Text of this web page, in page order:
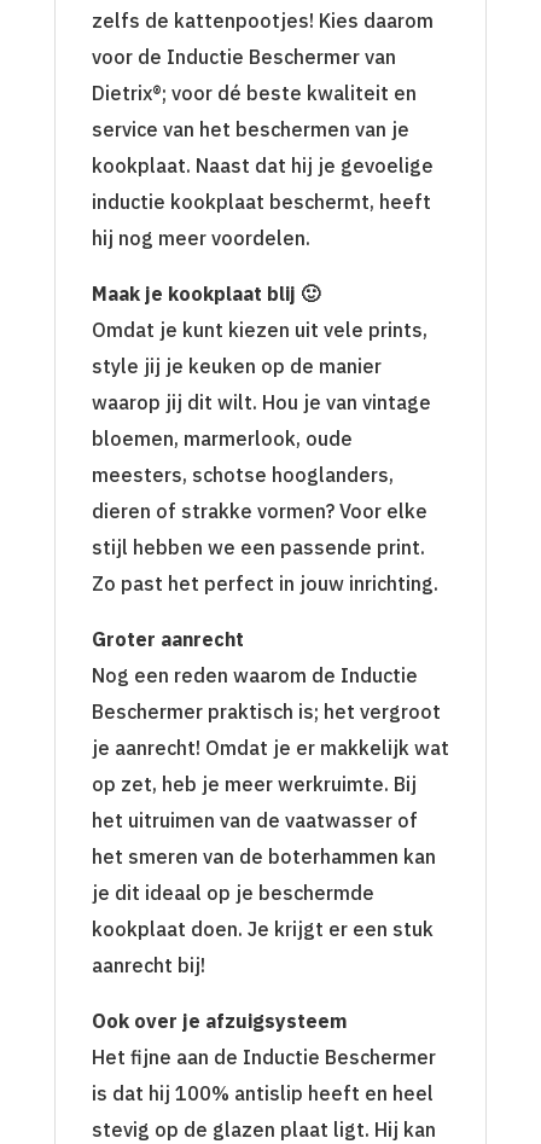
zelfs de kattenpootjes! Kies daarom
voor de Inductie Beschermer van
Dietrix®; voor dé beste kwaliteit en
service van het beschermen van je
kookplaat. Naast dat hij je gevoelige
inductie kookplaat beschermt, heeft
hij nog meer voordelen.
Maak je kookplaat blij 🙂
Omdat je kunt kiezen uit vele prints,
style jij je keuken op de manier
waarop jij dit wilt. Hou je van vintage
bloemen, marmerlook, oude
meesters, schotse hooglanders,
dieren of strakke vormen? Voor elke
stijl hebben we een passende print.
Zo past het perfect in jouw inrichting.
Groter aanrecht
Nog een reden waarom de Inductie
Beschermer praktisch is; het vergroot
je aanrecht! Omdat je er makkelijk wat
op zet, heb je meer werkruimte. Bij
het uitruimen van de vaatwasser of
het smeren van de boterhammen kan
je dit ideaal op je beschermde
kookplaat doen. Je krijgt er een stuk
aanrecht bij!
Ook over je afzuigsysteem
Het fijne aan de Inductie Beschermer
is dat hij 100% antislip heeft en heel
stevig op de glazen plaat ligt. Hij kan